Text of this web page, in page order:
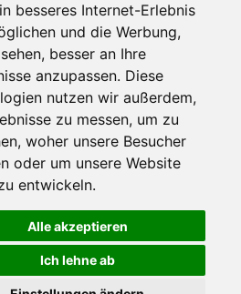
besseres Internet-Erlebnis
und die Werbung,
besser an Ihre
anzupassen. Diese
nutzen wir außerdem,
zu messen, um zu
woher unsere Besucher
oder um unsere Website
entwickeln.
Alle akzeptieren
Ich lehne ab
Informationen auf Ihrem Computer zu speichern.
Seite funktioniert, andere helfen uns dabei, das
Gewerbetreibende
Investoren
Medien
Facebook
Twitter
YouTube
Google+